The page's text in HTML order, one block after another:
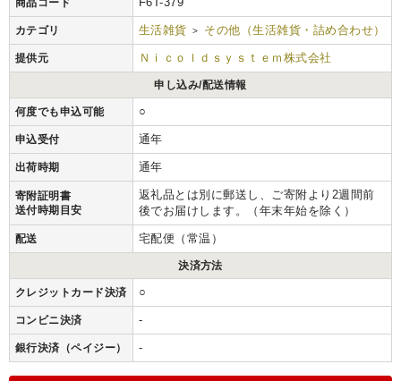
商品コード
カテゴリ 生活雑貨 > その他（生活雑貨・詰め合わせ）
提供元 Ｎｉｃｏｌｄｓｙｓｔｅｍ株式会社
申し込み/配送情報
何度でも申込可能 ○
申込受付 通年
出荷時期 通年
寄附証明書
送付時期目安
返礼品とは別に郵送し、ご寄附より2週間前
後でお届けします。（年末年始を除く）
配送 宅配便（常温）
決済方法
クレジットカード決済 ○
コンビニ決済 -
銀行決済（ペイジー） -